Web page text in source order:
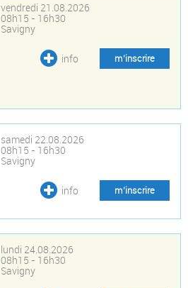
vendredi 21.08.2026
08h15 - 16h30
Savigny
info m’inscrire
samedi 22.08.2026
08h15 - 16h30
Savigny
info m’inscrire
lundi 24.08.2026
08h15 - 16h30
Savigny